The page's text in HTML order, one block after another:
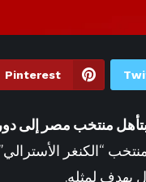
“نجمة الشرق” على
طريقة عمل6 ساعات ago
يتوصل لاتفاق رسمي لضم
أحمد شيبه يستعد لحفل
Pinterest
بهدف لمثله.